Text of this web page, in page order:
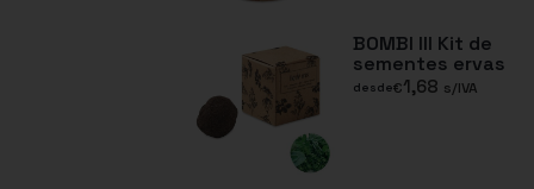
BOMBI III Kit de
sementes ervas
desde€1,68 s/IVA